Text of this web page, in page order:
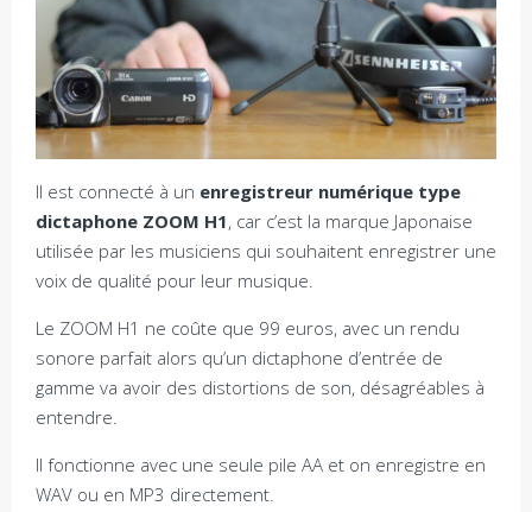
Il est connecté à un enregistreur numérique type
dictaphone ZOOM H1, car c’est la marque Japonaise
utilisée par les musiciens qui souhaitent enregistrer une
voix de qualité pour leur musique.
Le ZOOM H1 ne coûte que 99 euros, avec un rendu
sonore parfait alors qu’un dictaphone d’entrée de
gamme va avoir des distortions de son, désagréables à
entendre.
Il fonctionne avec une seule pile AA et on enregistre en
WAV ou en MP3 directement.